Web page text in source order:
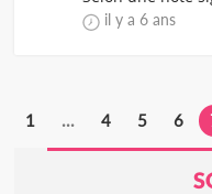
il y a 6 ans
1 ... 4 5 6